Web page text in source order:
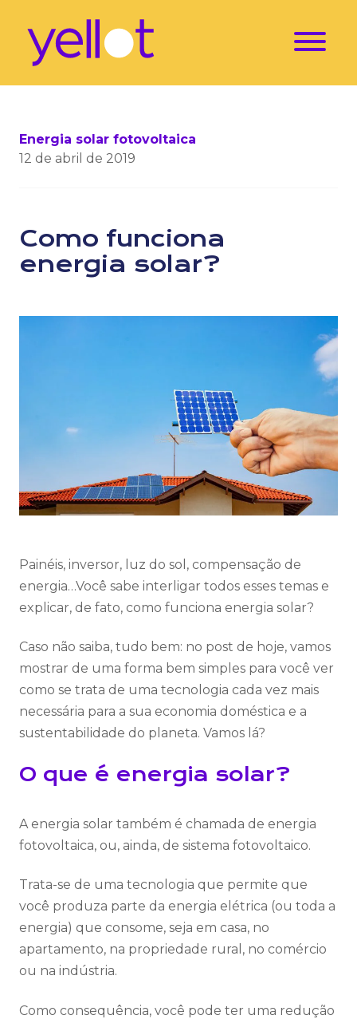
Energia solar fotovoltaica
12 de abril de 2019
Como funciona
energia solar?
Painéis, inversor, luz do sol, compensação de
energia…Você sabe interligar todos esses temas e
explicar, de fato, como funciona energia solar?
Caso não saiba, tudo bem: no post de hoje, vamos
mostrar de uma forma bem simples para você ver
como se trata de uma tecnologia cada vez mais
necessária para a sua economia doméstica e a
sustentabilidade do planeta. Vamos lá?
O que é energia solar?
A energia solar também é chamada de energia
fotovoltaica, ou, ainda, de sistema fotovoltaico.
Trata-se de uma tecnologia que permite que
você produza parte da energia elétrica (ou toda a
energia) que consome, seja em casa, no
apartamento, na propriedade rural, no comércio
ou na indústria.
Como consequência, você pode ter uma redução